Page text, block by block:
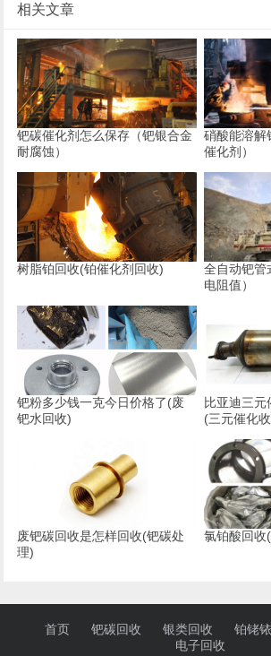
相关文章
钯碳催化剂怎么保存（钯银合金
耐腐蚀）
硝酸能溶解
催化剂）
树脂铂回收(铂催化剂回收)
全自动钯管
电阻值）
钯粉多少钱一克今日价格了(废
钯水回收)
比亚迪三元
(三元催化
废钯碳回收是怎样回收(钯碳处
理)
氯铂酸回收
首页 钯碳回收 银类回收 铂铑
电子回收